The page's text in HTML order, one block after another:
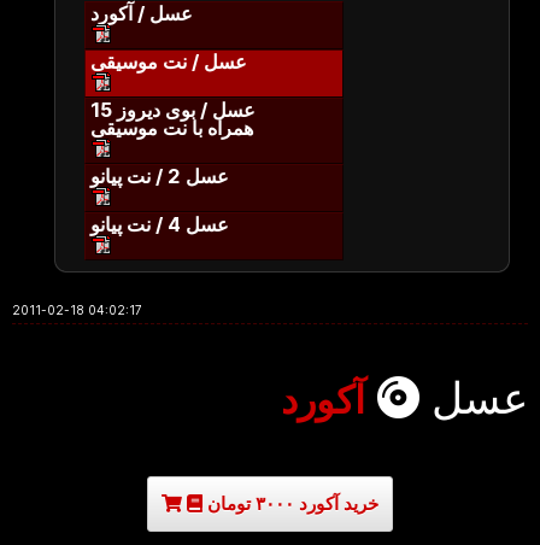
عسل / آکورد
عسل / نت موسیقی
عسل / بوی دیروز 15
همراه با نت موسیقی
عسل 2 / نت پیانو
عسل 4 / نت پیانو
2011-02-18 04:02:17
عسل آکورد
خرید آکورد ۳۰۰۰ تومان